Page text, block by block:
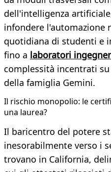
dell'intelligenza
infondere l'automazione
quotidiana di studenti e
fino a laboratori
complessità incentrati
della famiglia Gemini.
Il rischio monopolio: le
una laurea?
Il baricentro del potere
inesorabilmente verso i
trovano in California,